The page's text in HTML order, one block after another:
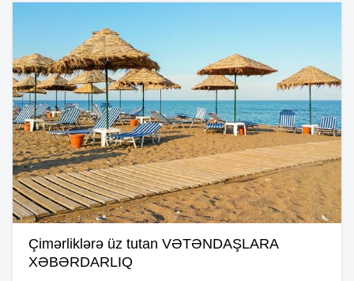
Çimərliklərə üz tutan VƏTƏNDAŞLARA
XƏBƏRDARLIQ